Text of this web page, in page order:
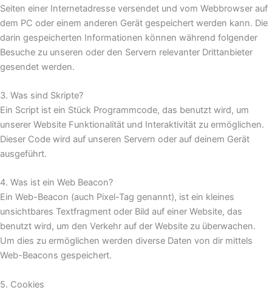
Seiten einer Internetadresse versendet und vom Webbrowser auf
dem PC oder einem anderen Gerät gespeichert werden kann. Die
darin gespeicherten Informationen können während folgender
Besuche zu unseren oder den Servern relevanter Drittanbieter
gesendet werden.
3. Was sind Skripte?
Ein Script ist ein Stück Programmcode, das benutzt wird, um
unserer Website Funktionalität und Interaktivität zu ermöglichen.
Dieser Code wird auf unseren Servern oder auf deinem Gerät
ausgeführt.
4. Was ist ein Web Beacon?
Ein Web-Beacon (auch Pixel-Tag genannt), ist ein kleines
unsichtbares Textfragment oder Bild auf einer Website, das
benutzt wird, um den Verkehr auf der Website zu überwachen.
Um dies zu ermöglichen werden diverse Daten von dir mittels
Web-Beacons gespeichert.
5. Cookies